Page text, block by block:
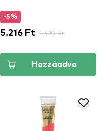
-5%
5.216 Ft 5.490 Ft
Hozzáadva